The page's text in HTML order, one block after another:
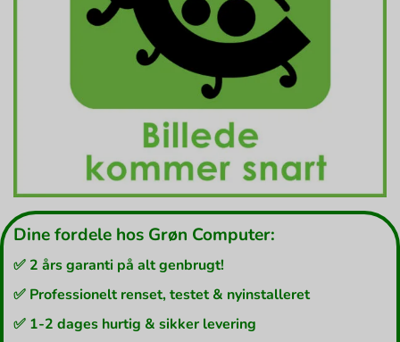
Dine fordele hos Grøn Computer:
✅ 2 års garanti på alt genbrugt!
✅ Professionelt renset, testet & nyinstalleret
✅ 1-2 dages hurtig & sikker levering